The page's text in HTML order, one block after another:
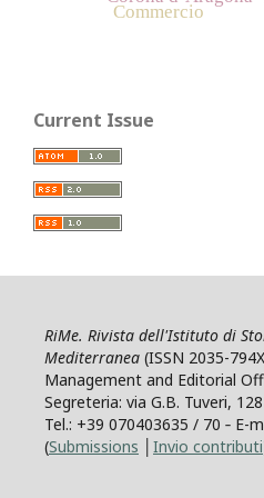
Commercio
Current Issue
RiMe. Rivista dell'Istituto di
Mediterranea (ISSN 2035-
Management and Editorial
Segreteria: via G.B. Tuveri,
Tel.: +39 070403635 / 70 ‐ E-
(Submissions Invio contributi